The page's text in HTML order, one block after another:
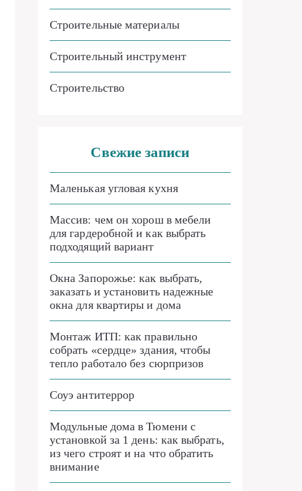
Строительные материалы
Строительный инструмент
Строительство
Свежие записи
Маленькая угловая кухня
Массив: чем он хорош в мебели
для гардеробной и как выбрать
подходящий вариант
Окна Запорожье: как выбрать,
заказать и установить надежные
окна для квартиры и дома
Монтаж ИТП: как правильно
собрать «сердце» здания, чтобы
тепло работало без сюрпризов
Соуэ антитеррор
Модульные дома в Тюмени с
установкой за 1 день: как выбрать,
из чего строят и на что обратить
внимание